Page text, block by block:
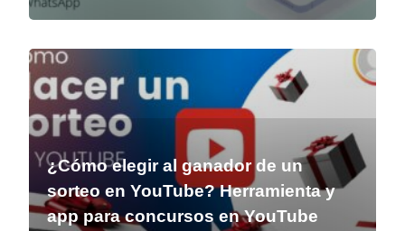
¿Cómo elegir al ganador de un
sorteo en YouTube? Herramienta y
app para concursos en YouTube